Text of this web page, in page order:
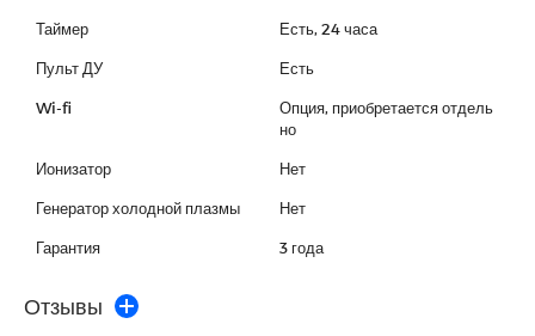
Таймер Есть, 24 часа
Пульт ДУ Есть
Wi-fi
Опция, приобретается отдель
но
Ионизатор Нет
Генератор холодной плазмы Нет
Гарантия 3 года
Отзывы